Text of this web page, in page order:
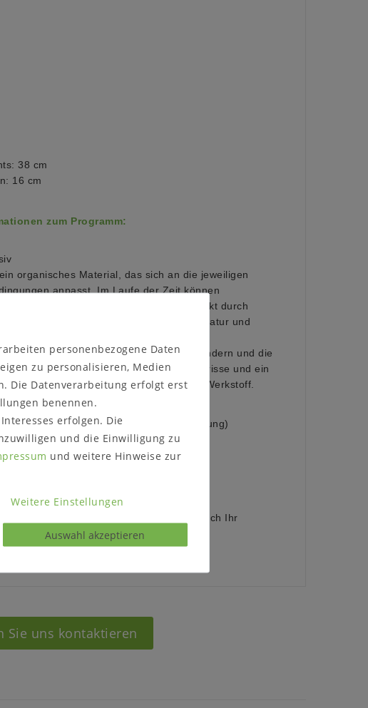
38 cm
16 cm
zum Programm:
organisches Material, das sich an die jeweiligen
anpasst. Im Laufe der Zeit können
und Rissbildungen entstehen, verstärkt durch
starke Lichtquellen, als auch Temperatur und
können sich mit der Zeit farblich verändern und die
Spannungen im Holz, sowie Haarrisse und ein
sind typisch für diesen natürlichen Werkstoff.
(wahlweise):
natur geölt oder Roheffekt geölt (Abbildung)
in weiß, carbon oder taupe
montiert
vor dem Bestellen, ob das Möbelstück durch Ihr
Zugänge passt.
Sie uns kontaktieren
personenbezogene Daten
zu personalisieren, Medien
Die Datenverarbeitung erfolgt erst
benennen.
erfolgen. Die
und die Einwilligung zu
und weitere Hinweise zur
Weitere Einstellungen
Auswahl akzeptieren